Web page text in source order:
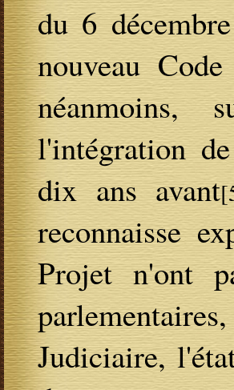
du 6
nouveau
néanmoins,
l'intégration
dix ans avant
reconnaisse
Projet n'ont
Judiciaire,